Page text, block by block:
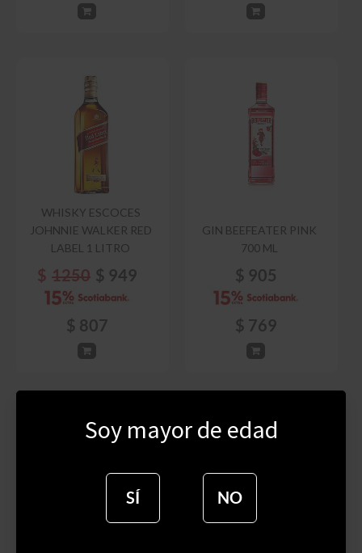
WHISKY ESCOCES
JOHNNIE WALKER RED
LABEL 1 LITRO
$ 1250 $ 949
$ 807
GIN BEEFEATER PINK
700 ML
$ 905
$ 769
Soy mayor de edad
SÍ NO